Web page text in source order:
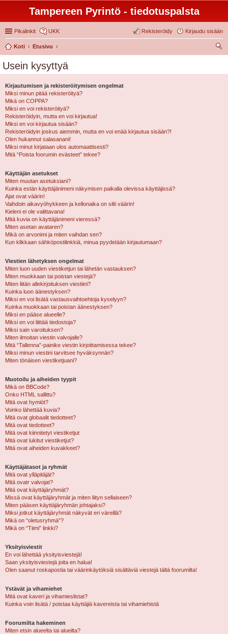
Tampereen Pyrintö - tiedotuspalsta
Pikalinkit UKK Kirjaudu sisään
Rekisteröidy
Koti
Etusivu
Usein kysyttyä
Kirjautumisen ja rekisteröitymisen ongelmat
Miksi minun pitää rekisteröityä?
Mikä on COPPA?
Miksi en voi rekisteröityä?
Rekisteröidyin, mutta en voi kirjautua!
Miksi en voi kirjautua sisään?
Rekisteröidyin joskus aiemmin, mutta en voi enää kirjautua sisään?!
Olen hukannut salasanani!
Miksi minut kirjataan ulos automaattisesti?
Mitä “Poista foorumin evästeet” tekee?
Käyttäjän asetukset
Miten muutan asetuksiani?
Kuinka estän käyttäjänimeni näkymisen paikalla olevissa käyttäjissä?
Ajat ovat väärin!
Vaihdoin aikavyöhykkeen ja kellonaika on silti väärin!
Kieleni ei ole valittavana!
Mitä kuvia on käyttäjänimeni vieressä?
Miten asetan avataren?
Mikä on arvonimi ja miten vaihdan sen?
Kun klikkaan sähköpostilinkkiä, minua pyydetään kirjautumaan?
Viestien lähetyksen ongelmat
Miten luon uuden viestiketjun tai lähetän vastauksen?
Miten muokkaan tai poistan viestejä?
Miten liitän allekirjoituksen viestiini?
Kuinka luon äänestyksen?
Miksi en voi lisätä vastausvaihtoehtoja kyselyyn?
Kuinka muokkaan tai poistan äänestyksen?
Miksi en pääse alueelle?
Miksi en voi liittää tiedostoja?
Miksi sain varoituksen?
Miten ilmoitan viestin valvojalle?
Mitä “Tallenna”-painike viestin kirjoittamisessa tekee?
Miksi minun viestini tarvitsee hyväksynnän?
Miten tönäisen viestiketjuani?
Muotoilu ja aiheiden tyypit
Mikä on BBCode?
Onko HTML sallittu?
Mitä ovat hymiöt?
Voinko lähettää kuvia?
Mitä ovat globaalit tiedotteet?
Mitä ovat tiedotteet?
Mitä ovat kiinnitetyt viestiketjut
Mitä ovat lukitut viestiketjut?
Mitä ovat aiheiden kuvakkeet?
Käyttäjätasot ja ryhmät
Mitä ovat ylläpitäjät?
Mitä ovatr valvojat?
Mitä ovat käyttäjäryhmät?
Missä ovat käyttäjäryhmät ja miten liityn sellaiseen?
Miten pääsen käyttäjäryhmän johtajaksi?
Miksi jotkut käyttäjäryhmät näkyvät eri väreillä?
Mikä on “oletusryhmä”?
Mikä on “Tiimi” linkki?
Yksityisviestit
En voi lähettää yksityisviestejä!
Saan yksityisviestejä joita en halua!
Olen saanut roskapostia tai väärinkäytöksiä sisältäviä viestejä tältä foorumilta!
Ystävät ja vihamiehet
Mitä ovat kaveri ja vihamieslistat?
Kuinka voin lisätä / poistaa käyttäjiä kavereista tai vihamiehistä
Foorumilta hakeminen
Miten etsin alueelta tai alueilta?